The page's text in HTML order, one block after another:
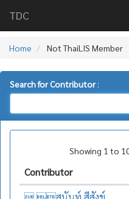
TDC
Home Not ThaiLIS Member
Search for Contributor:
Showing 1 to
Contributor